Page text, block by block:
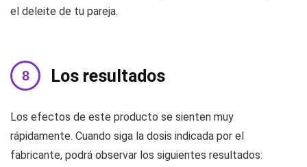
el deleite de tu pareja.
Los resultados
Los efectos de este producto se sienten muy
rápidamente. Cuando siga la dosis indicada por el
fabricante, podrá observar los siguientes resultados: